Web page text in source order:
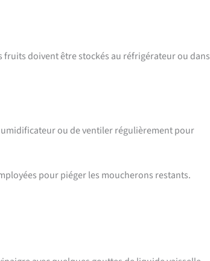
doivent être stockés au réfrigérateur ou dans
ou de ventiler régulièrement pour
pour piéger les moucherons restants.